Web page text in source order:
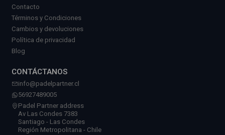
Contacto
Términos y Condiciones
Cambios y devoluciones
Política de privacidad
Blog
CONTÁCTANOS
info@padelpartner.cl
56927489005
Padel Partner address
Av Las Condes 7383
Santiago - Las Condes
Región Metropolitana - Chile